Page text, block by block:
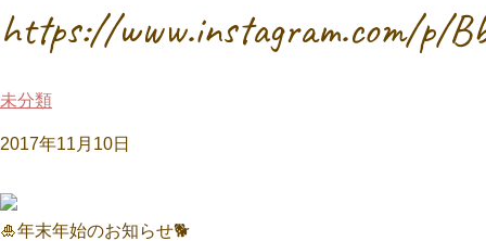
https://www.instagram.com/p/
未分類
2017年11月10日
🎍年末年始のお知らせ🐕